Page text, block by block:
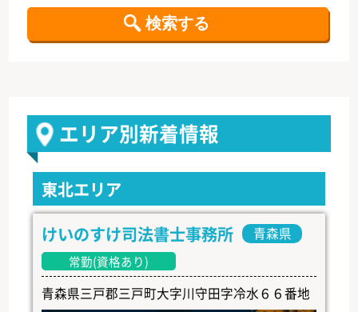
エリア別新着情報
東北エリア
けいのすけ司法書士事務所
青森県
常勤(資格あり)
青森県三戸郡三戸町大字川守田字冷水６６番地